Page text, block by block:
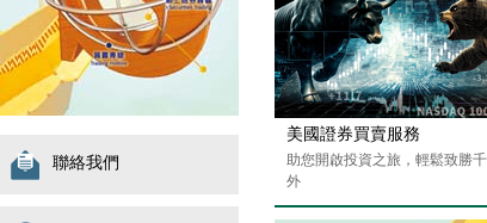
聯絡我們
美國證券買賣服務
助您開啟投資之旅，輕鬆致勝
外